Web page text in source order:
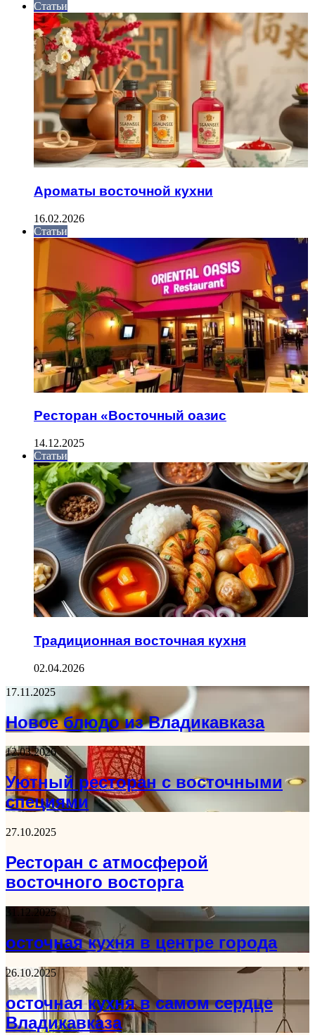
Статьи
Ароматы восточной кухни
16.02.2026
Статьи
Ресторан «Восточный оазис
14.12.2025
Статьи
Традиционная восточная кухня
02.04.2026
17.11.2025
Новое блюдо из Владикавказа
12.03.2026
Уютный ресторан с восточными
специями
27.10.2025
Ресторан с атмосферой
восточного восторга
31.12.2025
осточная кухня в центре города
26.10.2025
осточная кухня в самом сердце
Владикавказа